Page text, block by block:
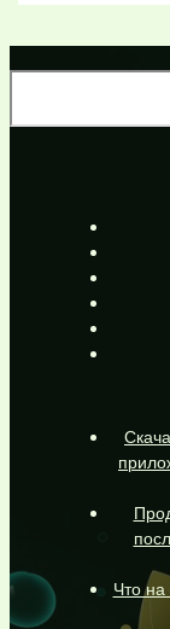
Что